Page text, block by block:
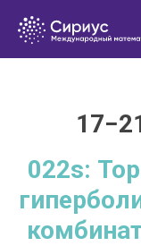
022s: